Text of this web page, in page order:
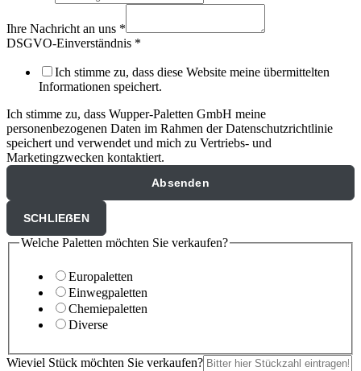
Ihre Nachricht an uns *
DSGVO-Einverständnis *
Ich stimme zu, dass diese Website meine übermittelten
Informationen speichert.
Ich stimme zu, dass Wupper-Paletten GmbH meine
personenbezogenen Daten im Rahmen der Datenschutzrichtlinie
speichert und verwendet und mich zu Vertriebs- und
Marketingzwecken kontaktiert.
Absenden
SCHLIEẞEN
Welche Paletten möchten Sie verkaufen?
Europaletten
Einwegpaletten
Chemiepaletten
Diverse
Wieviel Stück möchten Sie verkaufen?